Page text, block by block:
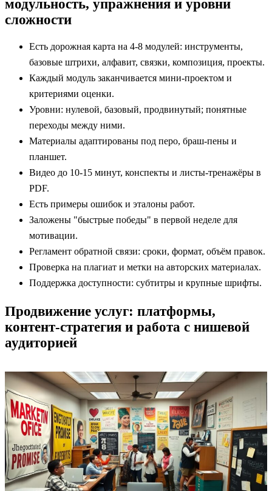
модульность, упражнения и уровни
сложности
Есть дорожная карта на 4-8 модулей: инструменты,
базовые штрихи, алфавит, связки, композиция, проекты.
Каждый модуль заканчивается мини‑проектом и
критериями оценки.
Уровни: нулевой, базовый, продвинутый; понятные
переходы между ними.
Материалы адаптированы под перо, браш‑пены и
планшет.
Видео до 10-15 минут, конспекты и листы‑тренажёры в
PDF.
Есть примеры ошибок и эталоны работ.
Заложены "быстрые победы" в первой неделе для
мотивации.
Регламент обратной связи: сроки, формат, объём правок.
Проверка на плагиат и метки на авторских материалах.
Поддержка доступности: субтитры и крупные шрифты.
Продвижение услуг: платформы,
контент-стратегия и работа с нишевой
аудиторией